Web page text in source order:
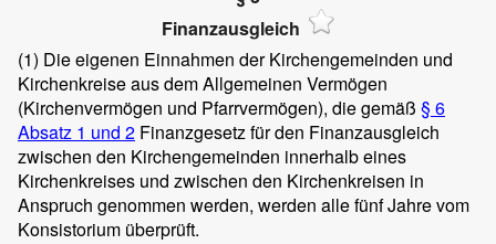
Finanzausgleich
(1) Die eigenen Einnahmen der Kirchengemeinden und
Kirchenkreise aus dem Allgemeinen Vermögen
(Kirchenvermögen und Pfarrvermögen), die gemäß § 6
Absatz 1 und 2 Finanzgesetz für den Finanzausgleich
zwischen den Kirchengemeinden innerhalb eines
Kirchenkreises und zwischen den Kirchenkreisen in
Anspruch genommen werden, werden alle fünf Jahre vom
Konsistorium überprüft.